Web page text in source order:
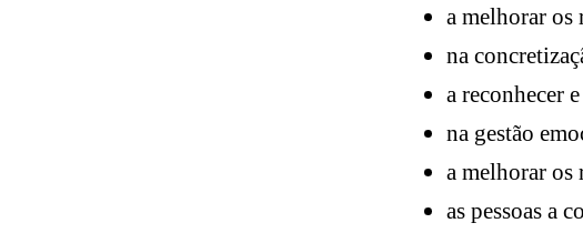
a melhorar os
na
a reconhecer
na gestão
a melhorar os
as pessoas a